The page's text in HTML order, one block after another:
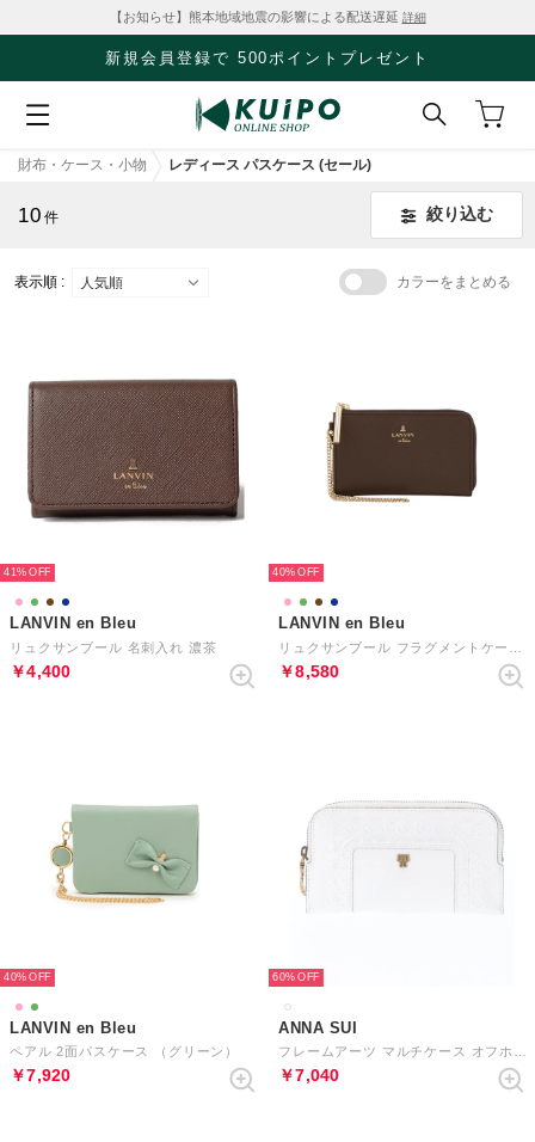
【お知らせ】熊本地域地震の影響による配送遅延 詳細
新規会員登録で 500ポイントプレゼント
財布・ケース・小物 レディース パスケース (セール)
10 件 絞り込む
表示順 : カラーをまとめる
41%
LANVIN en Bleu
リュクサンブール 名刺入れ 濃茶
￥4,400
40%
LANVIN en Bleu
￥8,580
40%
LANVIN en Bleu
ペアル 2面パスケース （グリーン）
￥7,920
60%
ANNA SUI
￥7,040